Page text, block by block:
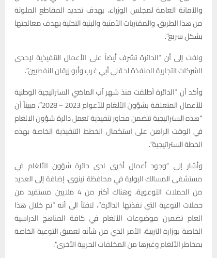
والأمانة العامة لمجلس الوزراء، بهدف تحديد المقاطع الملوثة
من هذا الطريق، والمقتربات الأمنية والبنية التحتية بهدف معالجتها
بشكل سريع”.
ولفت إلى أن “الدائرة تشرف أيضاً على الأعمال التنفيذية لإحدى
الشركات التجارية المنفذة لحقلي أبي غرب وأبو زرقان النفطيين”.
وأكد أن “الدائرة أطلقت منذ شهر آب الماضي الستراتيجية الوطنية
للأعمال المتعلقة بشؤون الألغام للأعوام 2023 – 2028″، مبيناً أن
“هذه الستراتيجية تتضمن محاور تنفيذية تعمل دائرة شؤون الالغام
في الوقت الراهن على استكمال الخطط التنفيذية الخاصة بهذه
الخطة الستراتيجية”.
وأشار إلى “وجود أعمال أخرى لدى دائرة شؤون الألغام في
مستشفى المسالك البولية في محافظة نينوى، إضافة إلى العديد
من الحملات التوعوية، وهناك أكثر من 4 ملايين مستفيد من
حملات التوعية التي نفذتها الدائرة”، لافتاً الى أنه “تم خلال هذا
العام تضمين موضوعات الألغام في كافة المناهج الدراسية
الخاصة بوزارة التربية، الأمر الذي من شأنه تعميق التوعية الخاصة
بمخاطر الألغام وغيرها من المخلفات الحربية الأخرى”.